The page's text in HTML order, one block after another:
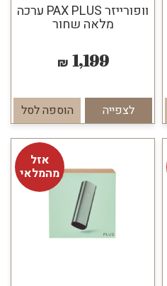
וופורייזר PAX PLUS ערכה
מלאה שחור
1,199
₪
לצפייה הוספה לסל
אזל
מהמלאי